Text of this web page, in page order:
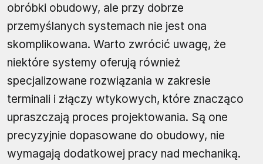
obróbki obudowy, ale przy dobrze
przemyślanych systemach nie jest ona
skomplikowana. Warto zwrócić uwagę, że
niektóre systemy oferują również
specjalizowane rozwiązania w zakresie
terminali i złączy wtykowych, które znacząco
upraszczają proces projektowania. Są one
precyzyjnie dopasowane do obudowy, nie
wymagają dodatkowej pracy nad mechaniką.